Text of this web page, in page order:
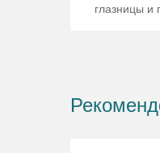
глазницы и
ряда